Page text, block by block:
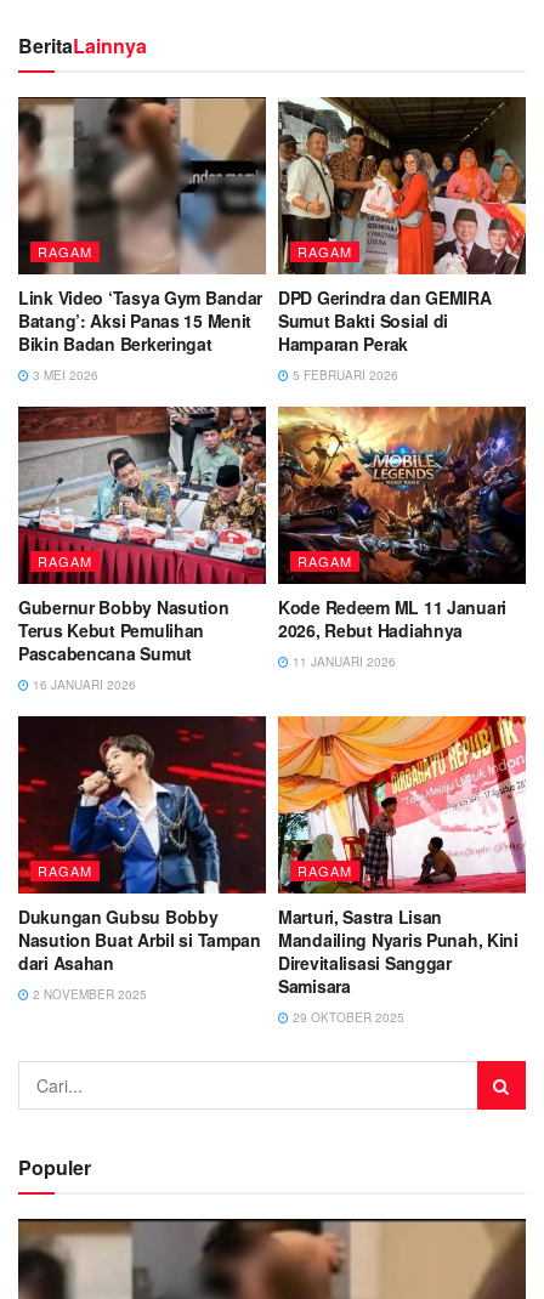
BeritaLainnya
RAGAM
Link Video ‘Tasya Gym Bandar
Batang’: Aksi Panas 15 Menit
Bikin Badan Berkeringat
3 MEI 2026
RAGAM
DPD Gerindra dan GEMIRA
Sumut Bakti Sosial di
Hamparan Perak
5 FEBRUARI 2026
RAGAM
Gubernur Bobby Nasution
Terus Kebut Pemulihan
Pascabencana Sumut
16 JANUARI 2026
RAGAM
Kode Redeem ML 11 Januari
2026, Rebut Hadiahnya
11 JANUARI 2026
RAGAM
Dukungan Gubsu Bobby
Nasution Buat Arbil si Tampan
dari Asahan
2 NOVEMBER 2025
RAGAM
Marturi, Sastra Lisan
Mandailing Nyaris Punah, Kini
Direvitalisasi Sanggar
Samisara
29 OKTOBER 2025
Populer